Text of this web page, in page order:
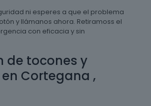
ni esperes a que el problema
y llámanos ahora. Retiramoss el
con eficacia y sin
de tocones y
Cortegana ,